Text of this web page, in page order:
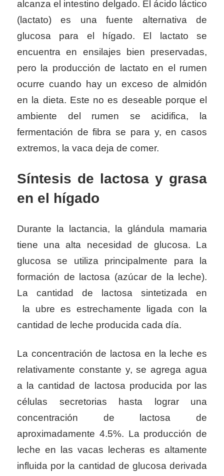
alcanza el intestino delgado. El ácido láctico
(lactato) es una fuente alternativa de
glucosa para el hígado. El lactato se
encuentra en ensilajes bien preservadas,
pero la producción de lactato en el rumen
ocurre cuando hay un exceso de almidón
en la dieta. Este no es deseable porque el
ambiente del rumen se acidifica, la
fermentación de fibra se para y, en casos
extremos, la vaca deja de comer.
Síntesis de lactosa y grasa
en el hígado
Durante la lactancia, la glándula mamaria
tiene una alta necesidad de glucosa. La
glucosa se utiliza principalmente para la
formación de lactosa (azúcar de la leche).
La cantidad de lactosa sintetizada en
la ubre es estrechamente ligada con la
cantidad de leche producida cada día.
La concentración de lactosa en la leche es
relativamente constante y, se agrega agua
a la cantidad de lactosa producida por las
células secretorias hasta lograr una
concentración de lactosa de
aproximadamente 4.5%. La producción de
leche en las vacas lecheras es altamente
influida por la cantidad de glucosa derivada